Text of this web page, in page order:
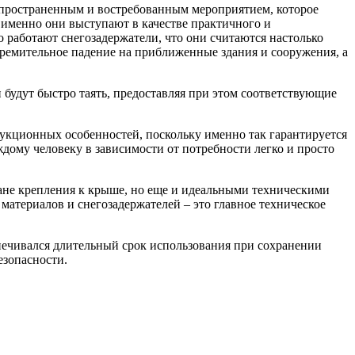
и востребованным мероприятием, которое
они выступают в качестве практичного и
снегозадержатели, что они считаются настолько
падение на приближенные здания и сооружения, а
быстро таять, предоставляя при этом соответствующие
особенностей, поскольку именно так гарантируется
человеку в зависимости от потребности легко и просто
крепления к крыше, но еще и идеальными техническими
и снегозадержателей – это главное техническое
длительный срок использования при сохранении